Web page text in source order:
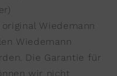
Wiedemann
Wiedemann
Die Garantie für
wir nicht